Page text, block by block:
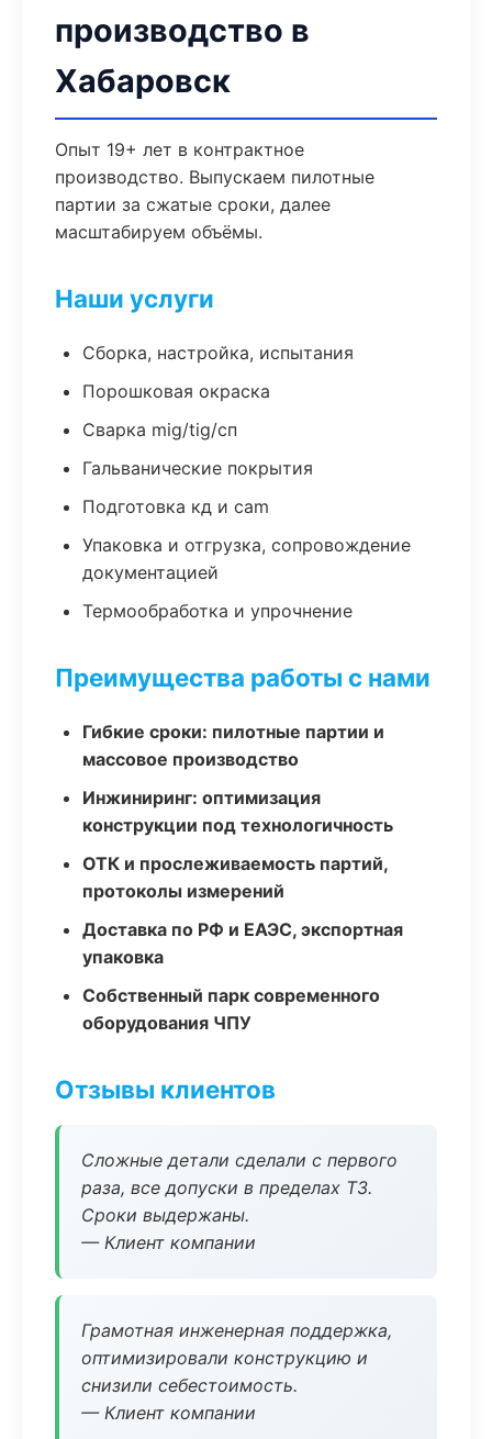
производство в
Хабаровск
Опыт 19+ лет в контрактное
производство. Выпускаем пилотные
партии за сжатые сроки, далее
масштабируем объёмы.
Наши услуги
Сборка, настройка, испытания
Порошковая окраска
Сварка mig/tig/сп
Гальванические покрытия
Подготовка кд и cam
Упаковка и отгрузка, сопровождение
документацией
Термообработка и упрочнение
Преимущества работы с нами
Гибкие сроки: пилотные партии и
массовое производство
Инжиниринг: оптимизация
конструкции под технологичность
ОТК и прослеживаемость партий,
протоколы измерений
Доставка по РФ и ЕАЭС, экспортная
упаковка
Собственный парк современного
оборудования ЧПУ
Отзывы клиентов
Сложные детали сделали с первого
раза, все допуски в пределах ТЗ.
Сроки выдержаны.
— Клиент компании
Грамотная инженерная поддержка,
оптимизировали конструкцию и
снизили себестоимость.
— Клиент компании